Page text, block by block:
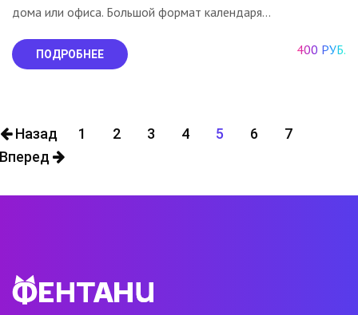
дома или офиса. Большой формат календаря...
ПОДРОБНЕЕ 400 РУБ.
Назад 1 2 3 4 5 6
7
Вперед